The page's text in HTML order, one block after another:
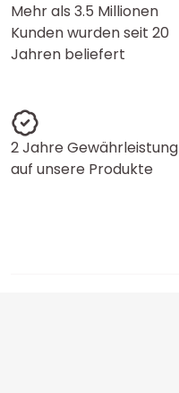
Mehr als 3.5 Millionen
Kunden wurden seit 20
Jahren beliefert
2 Jahre Gewährleistung
auf unsere Produkte